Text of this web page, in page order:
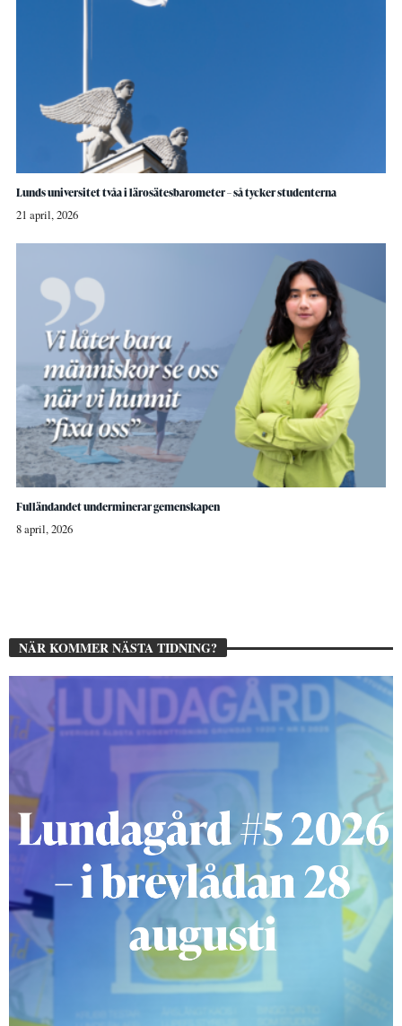
Lunds universitet tvåa i lärosätesbarometer – så tycker studenterna
21 april, 2026
Fulländandet underminerar gemenskapen
8 april, 2026
NÄR KOMMER NÄSTA TIDNING?